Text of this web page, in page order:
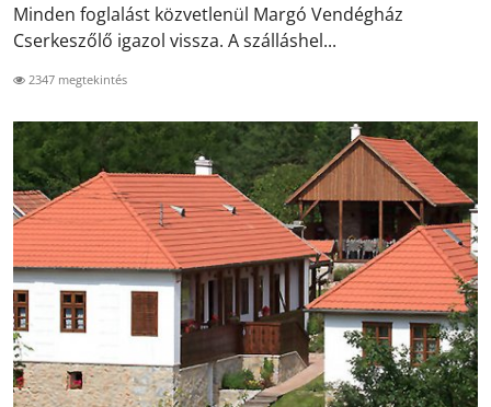
Minden foglalást közvetlenül Margó Vendégház
Cserkeszőlő igazol vissza. A szálláshel...
2347 megtekintés